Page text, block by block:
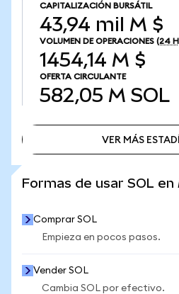
CAPITALIZACIÓN BURSÁTIL
43,94 mil M $
VOLUMEN DE OPERACIONES (24
1454,14 M $
OFERTA CIRCULANTE
582,05 M SOL
VER MÁS
Formas de usar SOL en
Comprar SOL
Empieza en pocos pasos.
Vender SOL
Cambia SOL por efectivo.